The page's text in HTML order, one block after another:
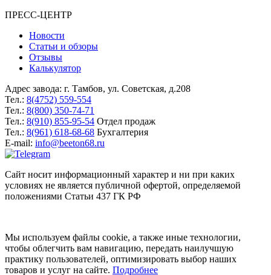
ПРЕСС-ЦЕНТР
Новости
Статьи и обзоры
Отзывы
Калькулятор
Адрес завода: г. Тамбов, ул. Советская, д.208
Тел.: 8(4752) 559-554
Тел.: 8(800) 350-74-71
Тел.: 8(910) 855-95-54 Отдел продаж
Тел.: 8(961) 618-68-68 Бухгалтерия
E-mail: info@beeton68.ru
Cайт носит информационный характер и ни при каких
условиях не является публичной офертой, определяемой
положениями Статьи 437 ГК РФ
Мы используем файлы cookie, а также иные технологии,
чтобы облегчить вам навигацию, передать наилучшую
практику пользователей, оптимизировать выбор наших
товаров и услуг на сайте. Подробнее